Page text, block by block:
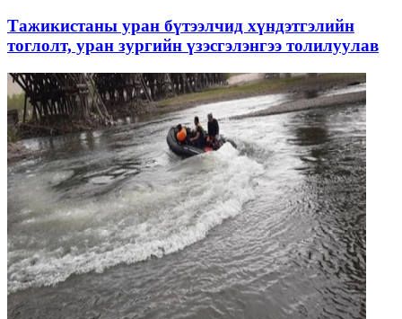
Тажикистаны уран бүтээлчид хүндэтгэлийн
тоглолт, уран зургийн үзэсгэлэнгээ толилуулав